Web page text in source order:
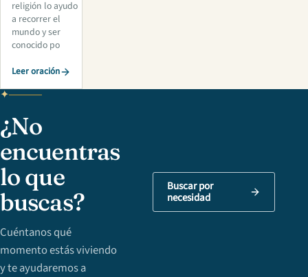
religión lo ayudo
a recorrer el
mundo y ser
conocido po
Leer oración
¿No
encuentras
lo que
buscas?
Cuéntanos qué
momento estás viviendo
y te ayudaremos a
Buscar por
necesidad